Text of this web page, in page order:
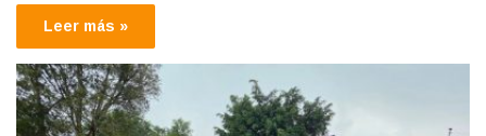
Leer más »